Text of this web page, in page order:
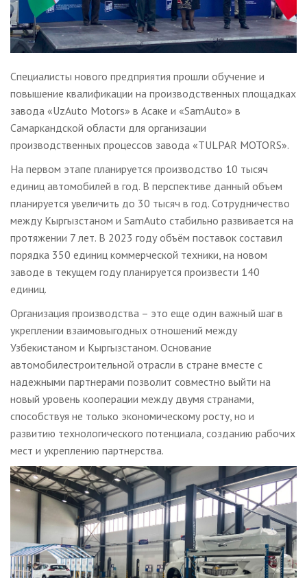
Специалисты нового предприятия прошли обучение и
повышение квалификации на производственных площадках
завода «UzAuto Motors» в Асаке и «SamAuto» в
Самаркандской области для организации
производственных процессов завода «TULPAR MOTORS».
На первом этапе планируется производство 10 тысяч
единиц автомобилей в год. В перспективе данный объем
планируется увеличить до 30 тысяч в год. Сотрудничество
между Кыргызстаном и SamAuto стабильно развивается на
протяжении 7 лет. В 2023 году объём поставок составил
порядка 350 единиц коммерческой техники, на новом
заводе в текущем году планируется произвести 140
единиц.
Организация производства – это еще один важный шаг в
укреплении взаимовыгодных отношений между
Узбекистаном и Кыргызстаном. Основание
автомобилестроительной отрасли в стране вместе с
надежными партнерами позволит совместно выйти на
новый уровень кооперации между двумя странами,
способствуя не только экономическому росту, но и
развитию технологического потенциала, созданию рабочих
мест и укреплению партнерства.